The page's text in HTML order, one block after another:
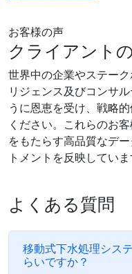
お客様の声
クライアント
世界中の企業やステー
リジェンス及びコンサ
うに恩恵を受け、戦略
ください。これらのお
をもたらす高品質なデ
トメントを反映していま
よくある質問
移動式下水処理シス
らいですか？